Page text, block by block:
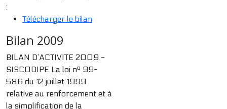
:
Télécharger le bilan
Bilan 2009
BILAN D’ACTIVITE 2009 -
SISCODIPE La loi nº 99-
586 du 12 juillet 1999
relative au renforcement et à
la simplification de la